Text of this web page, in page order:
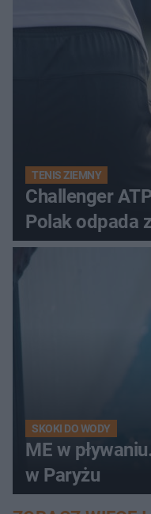
TENIS ZIEMNY
Challenger
Polak odpada
SKOKI DO WODY
ME w
w Paryżu